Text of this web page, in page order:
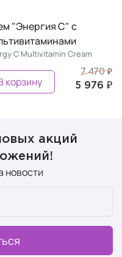
"Энергия С" с
C Multivitamin Cream
7 470 ₽
5 976 ₽
корзину
акций
новости